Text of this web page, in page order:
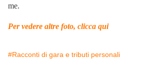
me.
Per vedere altre foto, clicca qui
#Racconti di gara e tributi personali